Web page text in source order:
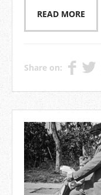
READ MORE
Share on: